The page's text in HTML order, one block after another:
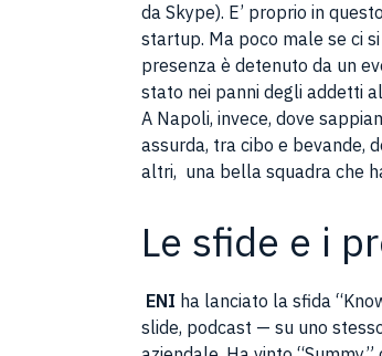
da Skype). E’ proprio in
startup. Ma poco male se ci
presenza è detenuto da un
stato nei panni degli addetti
A Napoli, invece, dove
assurda, tra cibo e bevande,
altri, una bella squadra che
Le sfide e i
ENI ha lanciato la sfida
slide, podcast — su uno